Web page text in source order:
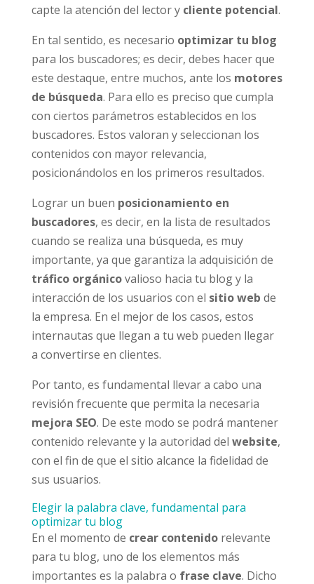
capte la atención del lector y cliente potencial.
En tal sentido, es necesario optimizar tu blog
para los buscadores; es decir, debes hacer que
este destaque, entre muchos, ante los motores
de búsqueda. Para ello es preciso que cumpla
con ciertos parámetros establecidos en los
buscadores. Estos valoran y seleccionan los
contenidos con mayor relevancia,
posicionándolos en los primeros resultados.
Lograr un buen posicionamiento en
buscadores, es decir, en la lista de resultados
cuando se realiza una búsqueda, es muy
importante, ya que garantiza la adquisición de
tráfico orgánicovalioso hacia tu blog y la
interacción de los usuarios con el sitio web de
la empresa. En el mejor de los casos, estos
internautas que llegan a tu web pueden llegar
a convertirse en clientes.
Por tanto, es fundamental llevar a cabo una
revisión frecuente que permita la necesaria
mejora SEO. De este modo se podrá mantener
contenido relevante y la autoridad del website,
con el fin de que el sitio alcance la fidelidad de
sus usuarios.
Elegir la palabra clave, fundamental para
optimizar tu blog
En el momento de crear contenidorelevante
para tu blog, uno de los elementos más
importantes es la palabra o frase clave. Dicho